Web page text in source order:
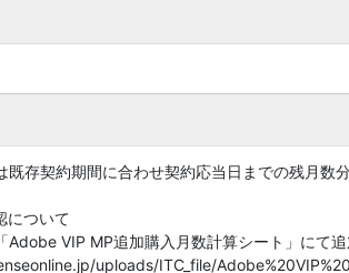
既存契約期間に合わせ契約応当日までの残月数
について
Adobe VIP MP追加購入月数計算シート」にて
uploads/ITC_file/